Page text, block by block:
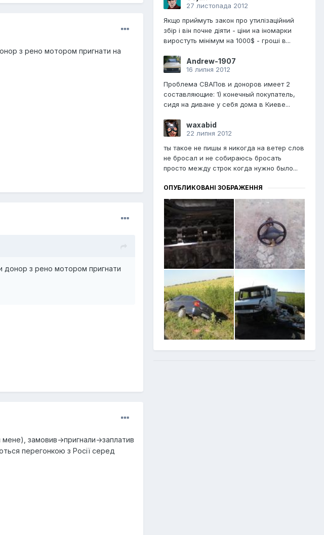
з рено мотором пригнати на
донор з рено мотором пригнати
мене), замовив->пригнали->заплатив
перегонкою з Росії серед
27 листопада 2012
Якщо приймуть закон про утилізаційний
збір і він почне діяти - ціни на іномарки
виростуть мінімум на 1000$ - гроші в...
Andrew-1907
16 липня 2012
Проблема СВАПов и доноров имеет 2
составляющие: 1) конечный покупатель,
сидя на диване у себя дома в Киеве...
waxabid
22 липня 2012
ты такое не пишы я никогда на ветер слов
не бросал и не собираюсь бросать
просто между строк когда нужно было...
ОПУБЛИКОВАНІ ЗОБРАЖЕННЯ